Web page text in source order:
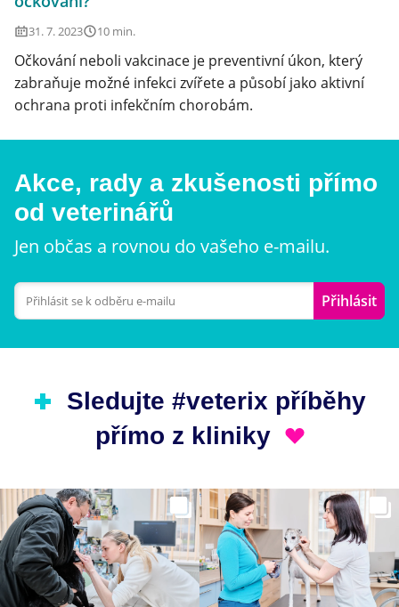
31. 7. 2023 10 min.
Očkování neboli vakcinace je preventivní úkon, který
zabraňuje možné infekci zvířete a působí jako aktivní
ochrana proti infekčním chorobám.
Akce, rady a zkušenosti přímo
od veterinářů
Jen občas a rovnou do vašeho e-mailu.
Přihlásit
Sledujte #veterix příběhy
přímo z kliniky